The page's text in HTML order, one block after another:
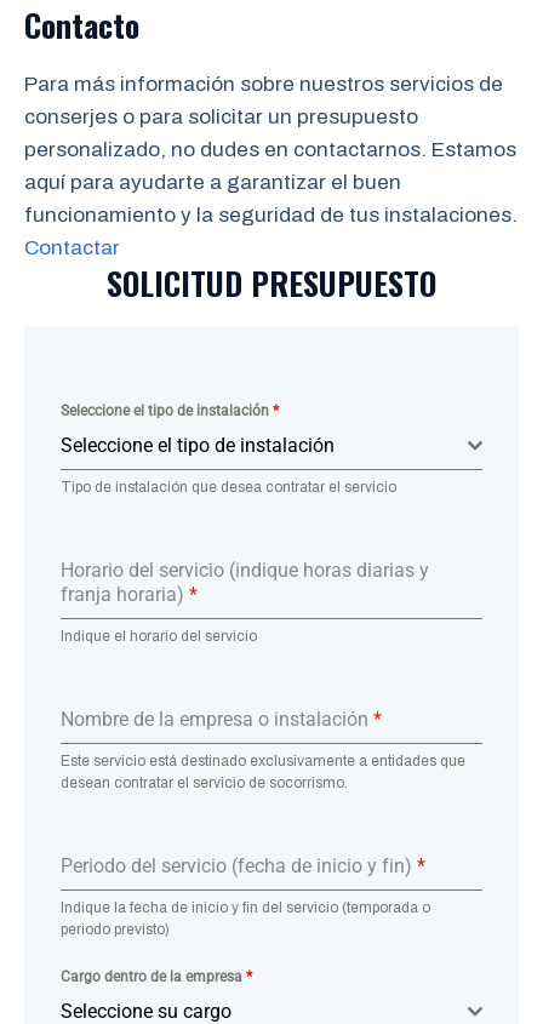
Contacto
Para más información sobre nuestros servicios de
conserjes o para solicitar un presupuesto
personalizado, no dudes en contactarnos. Estamos
aquí para ayudarte a garantizar el buen
funcionamiento y la seguridad de tus instalaciones.
Contactar
SOLICITUD PRESUPUESTO
Seleccione el tipo de instalación *
Seleccione el tipo de instalación
Tipo de instalación que desea contratar el servicio
Horario del servicio (indique horas diarias y
franja horaria) *
Indique el horario del servicio
Nombre de la empresa o instalación *
Este servicio está destinado exclusivamente a entidades que
desean contratar el servicio de socorrismo.
Periodo del servicio (fecha de inicio y fin) *
Indique la fecha de inicio y fin del servicio (temporada o
periodo previsto)
Cargo dentro de la empresa *
Seleccione su cargo